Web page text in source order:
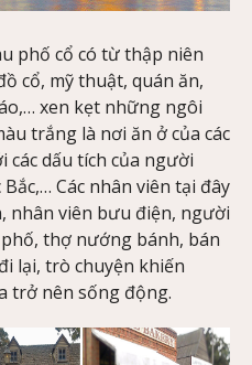
phố cổ có từ thập niên
cổ, mỹ thuật, quán ăn,
xen kẹt những ngôi
trắng là nơi ăn ở của các
các dấu tích của người
Các nhân viên tại đây
nhân viên bưu điện, người
thợ nướng bánh, bán
lại, trò chuyện khiến
trở nên sống động.